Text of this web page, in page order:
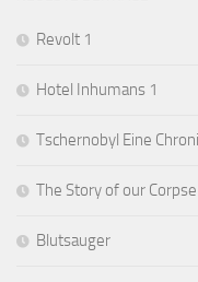
Revolt 1
Hotel Inhumans 1
Tschernobyl Eine
The Story of our
Blutsauger